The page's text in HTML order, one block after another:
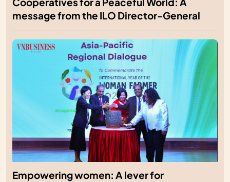
message from the ILO Director-General
Empowering women: A lever for